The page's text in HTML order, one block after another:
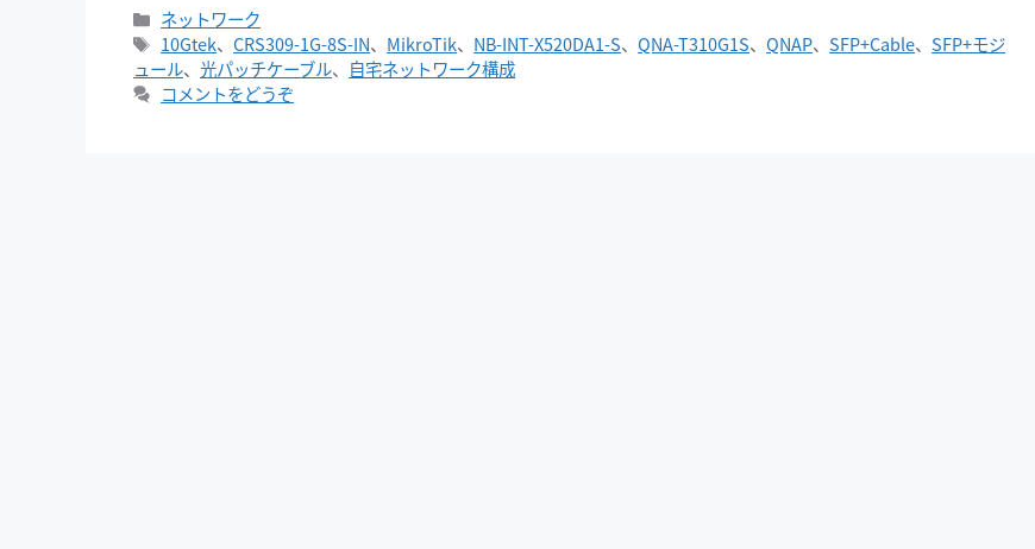
カ
テ
ゴ
リ
ネットワーク
タ
グ
10Gtek、CRS309-1G-8S-IN、 MikroTik、 NB-INT-X520DA1-S、QNA-T310G1S、QNAP、 SFP+Cable、 SFP+モジ
ュール、 光パッチケーブル、 自宅ネットワーク構成
コメントをどうぞ